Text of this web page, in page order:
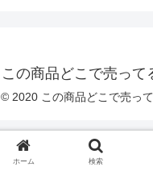
この商品どこで売って
© 2020 この商品どこで売っ
ホーム 検索